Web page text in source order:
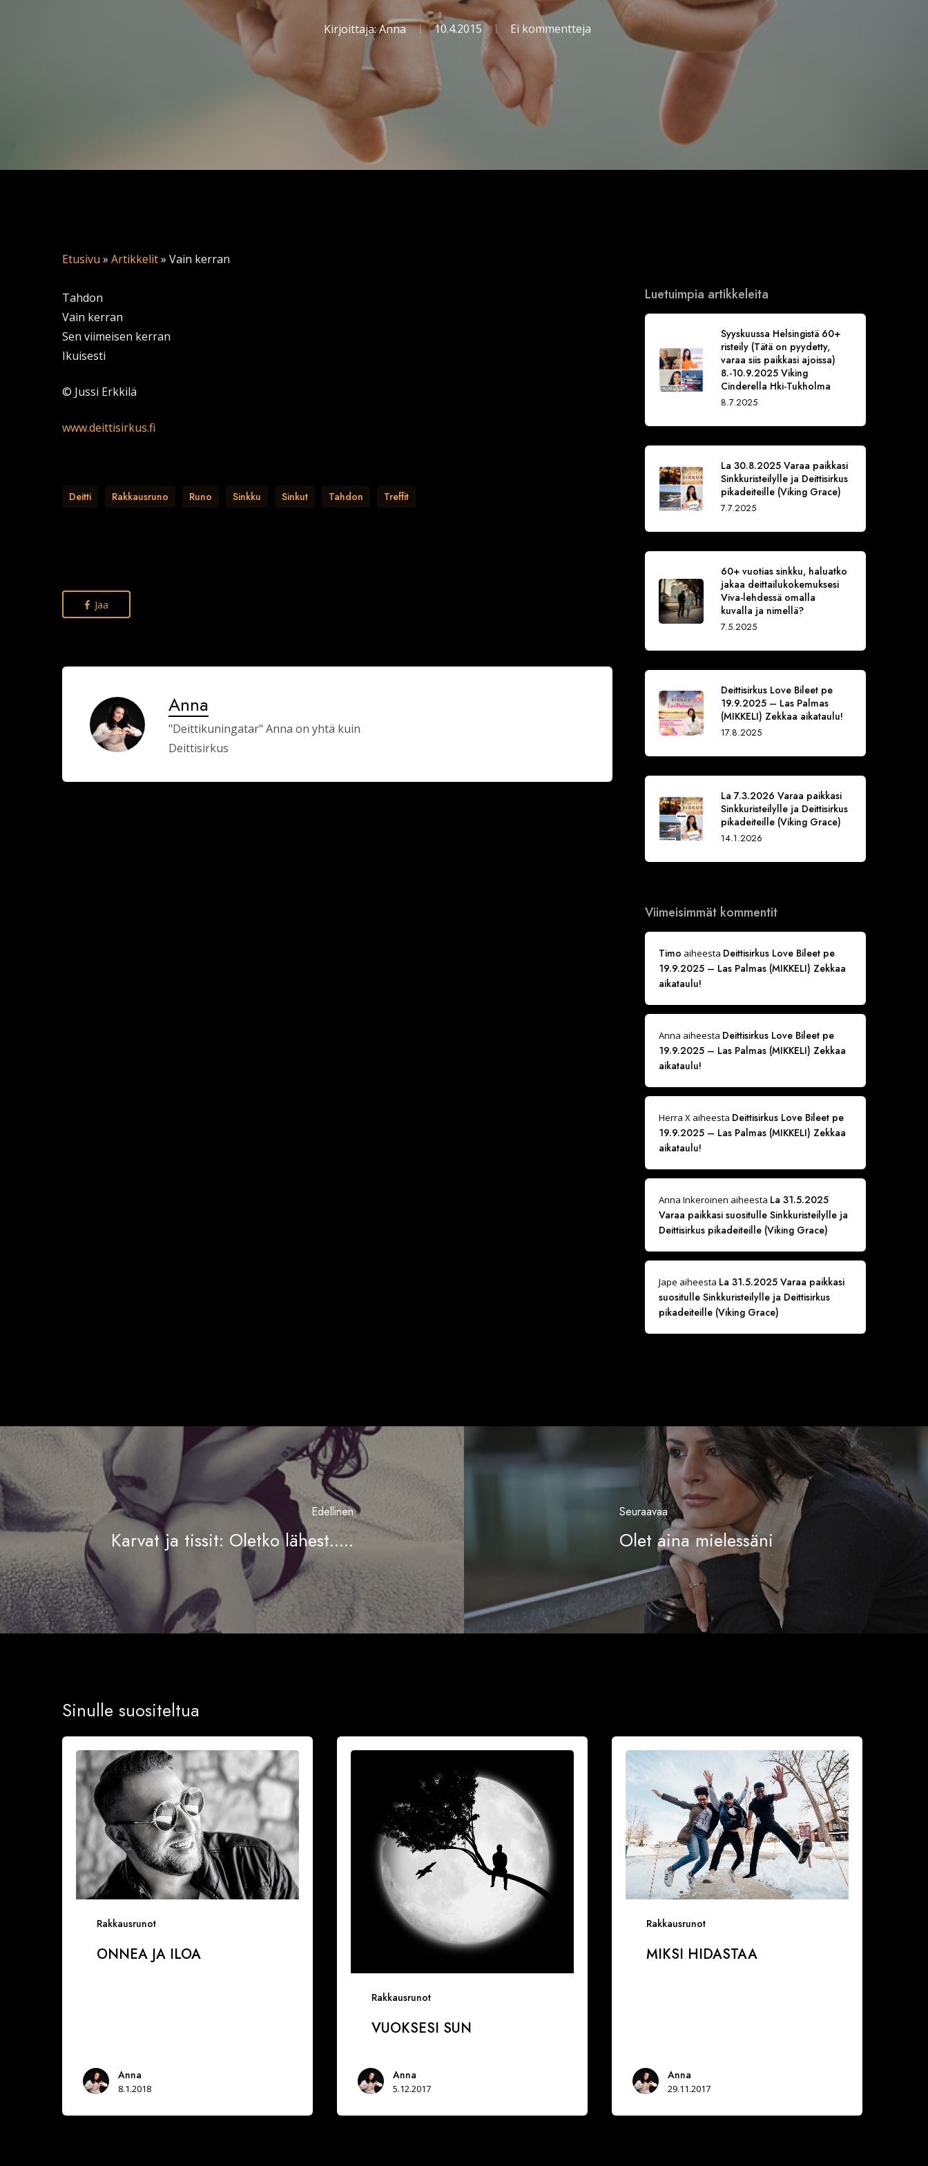
Kirjoittaja:Anna 10.4.2015 Ei kommentteja
Etusivu » Artikkelit» Vain kerran
Tahdon
Vain kerran
Sen viimeisen kerran
Ikuisesti
© Jussi Erkkilä
www.deittisirkus.fi
Deitti Rakkausruno Runo Sinkku Sinkut Tahdon Treffit
Jaa
Anna
"Deittikuningatar" Anna on yhtä kuin
Deittisirkus
Luetuimpia artikkeleita
Syyskuussa Helsingistä 60+
risteily (Tätä on pyydetty,
varaa siis paikkasi ajoissa)
8.-10.9.2025 Viking
Cinderella Hki-Tukholma
8.7.2025
La 30.8.2025 Varaa paikkasi
Sinkkuristeilylle ja Deittisirkus
pikadeiteille (Viking Grace)
7.7.2025
60+ vuotias sinkku, haluatko
jakaa deittailukokemuksesi
Viva-lehdessä omalla
kuvalla ja nimellä?
7.5.2025
Deittisirkus Love Bileet pe
19.9.2025 – Las Palmas
(MIKKELI) Zekkaa aikataulu!
17.8.2025
La 7.3.2026 Varaa paikkasi
Sinkkuristeilylle ja Deittisirkus
pikadeiteille (Viking Grace)
14.1.2026
Viimeisimmät kommentit
Timo aiheesta Deittisirkus Love Bileet pe
19.9.2025 – Las Palmas (MIKKELI) Zekkaa
aikataulu!
Anna aiheesta Deittisirkus Love Bileet pe
19.9.2025 – Las Palmas (MIKKELI) Zekkaa
aikataulu!
Herra Xaiheesta Deittisirkus Love Bileet pe
19.9.2025 – Las Palmas (MIKKELI) Zekkaa
aikataulu!
Anna Inkeroinen aiheesta La 31.5.2025
Varaa paikkasi suositulle Sinkkuristeilylle ja
Deittisirkus pikadeiteille (Viking Grace)
Jape aiheesta La 31.5.2025 Varaa paikkasi
suositulle Sinkkuristeilylle ja Deittisirkus
pikadeiteille (Viking Grace)
Edellinen
Karvat ja tissit: Oletko lähest.....
Seuraavaa
Olet aina mielessäni
Sinulle suositeltua
Rakkausrunot
iloa
ONNEA JA ILOA
Anna
8.1.2018
Rakkausrunot
VUOKSESI SUN
Anna
5.12.2017
Rakkausrunot
hidastaa
MIKSI HIDASTAA
Anna
29.11.2017